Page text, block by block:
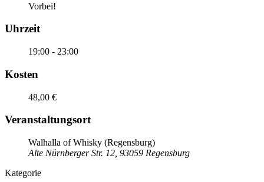
Vorbei!
Uhrzeit
19:00 - 23:00
Kosten
48,00 €
Veranstaltungsort
Walhalla of Whisky (Regensburg)
Alte Nürnberger Str. 12, 93059 Regensburg
Kategorie